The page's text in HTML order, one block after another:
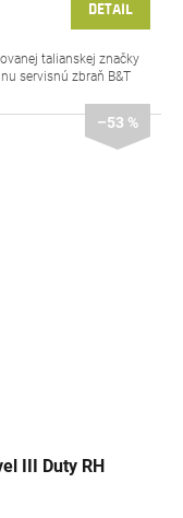
DETAIL
talianskej značky
servisnú zbraň B&T
–53 %
III Duty RH